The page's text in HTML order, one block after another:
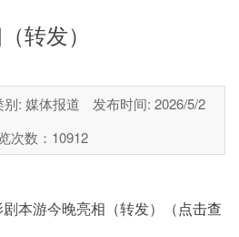
转发）
别: 媒体报道
发布时间: 2026/5/2
次数： 10912
本游今晚亮相（转发） （ 点击查